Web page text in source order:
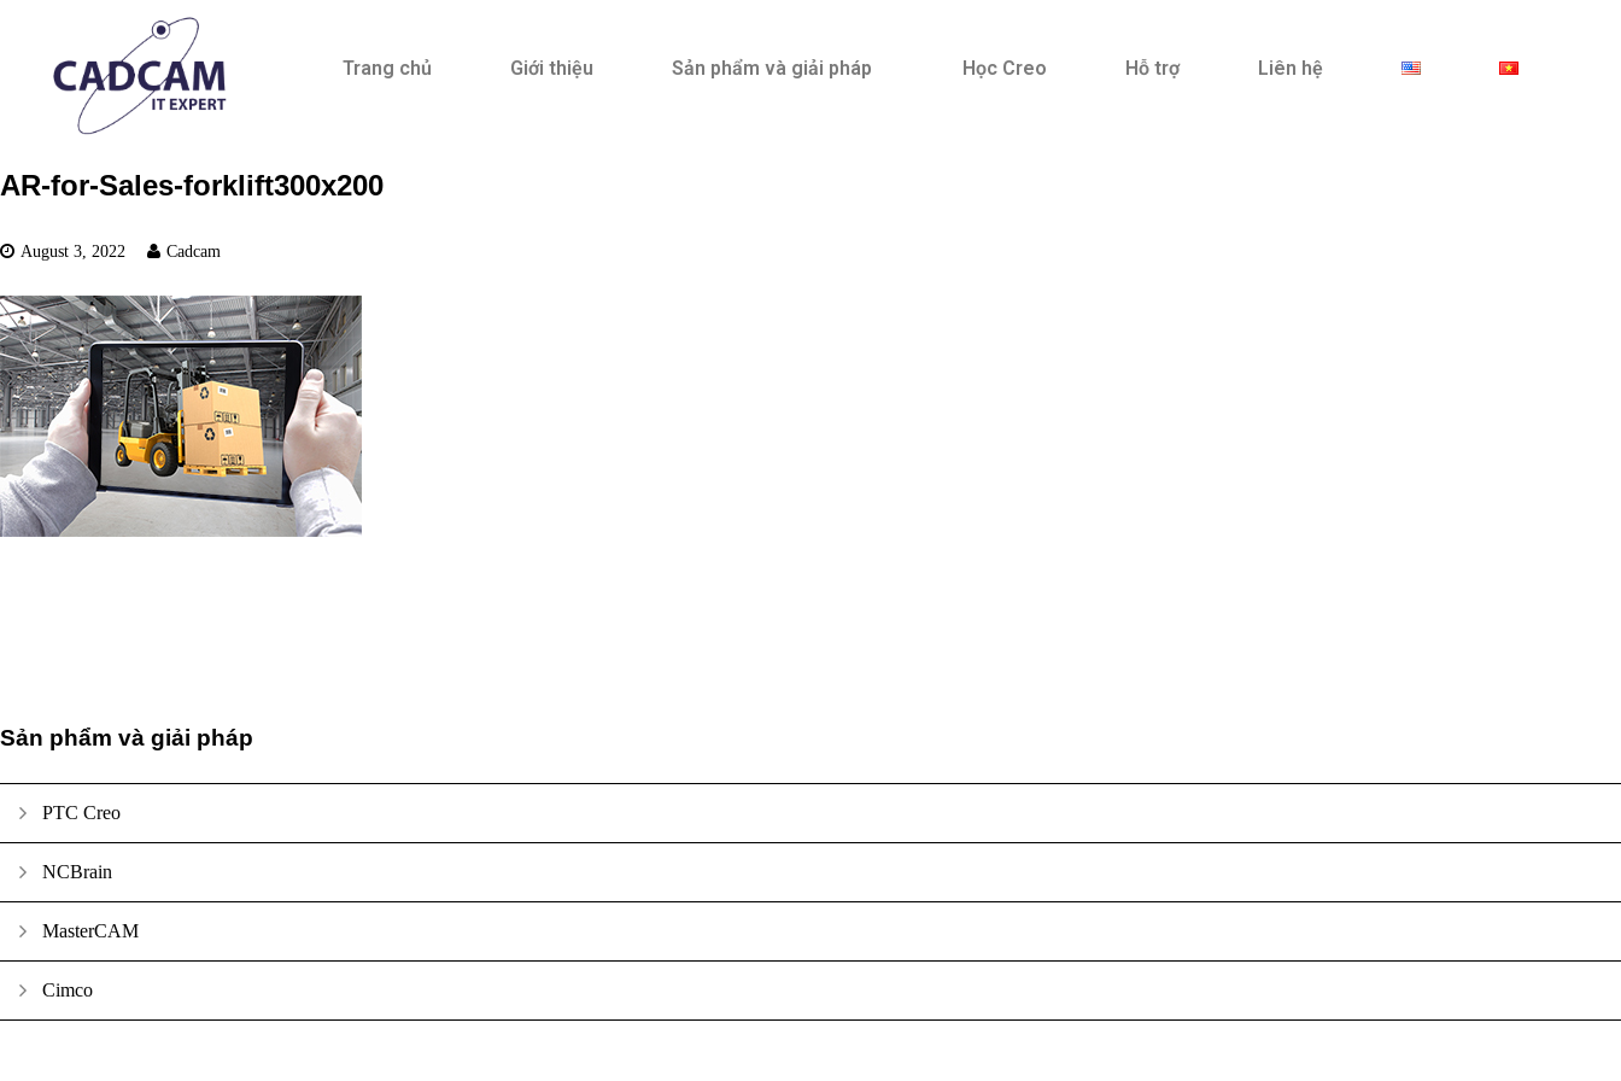
Trang chủ Giới thiệu Sản phẩm và giải pháp Học Creo Hỗ trợ Liên hệ
AR-for-Sales-forklift300x200
August 3, 2022 Cadcam
Sản phẩm và giải pháp
PTC Creo
NCBrain
MasterCAM
Cimco